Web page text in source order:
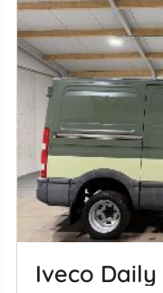
Iveco Daily